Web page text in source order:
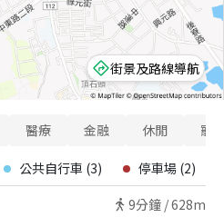
街景及路線導航
醫療 金融 休閒 寵
公共自行車 (3) 停車場 (2)
9分鐘 /628m